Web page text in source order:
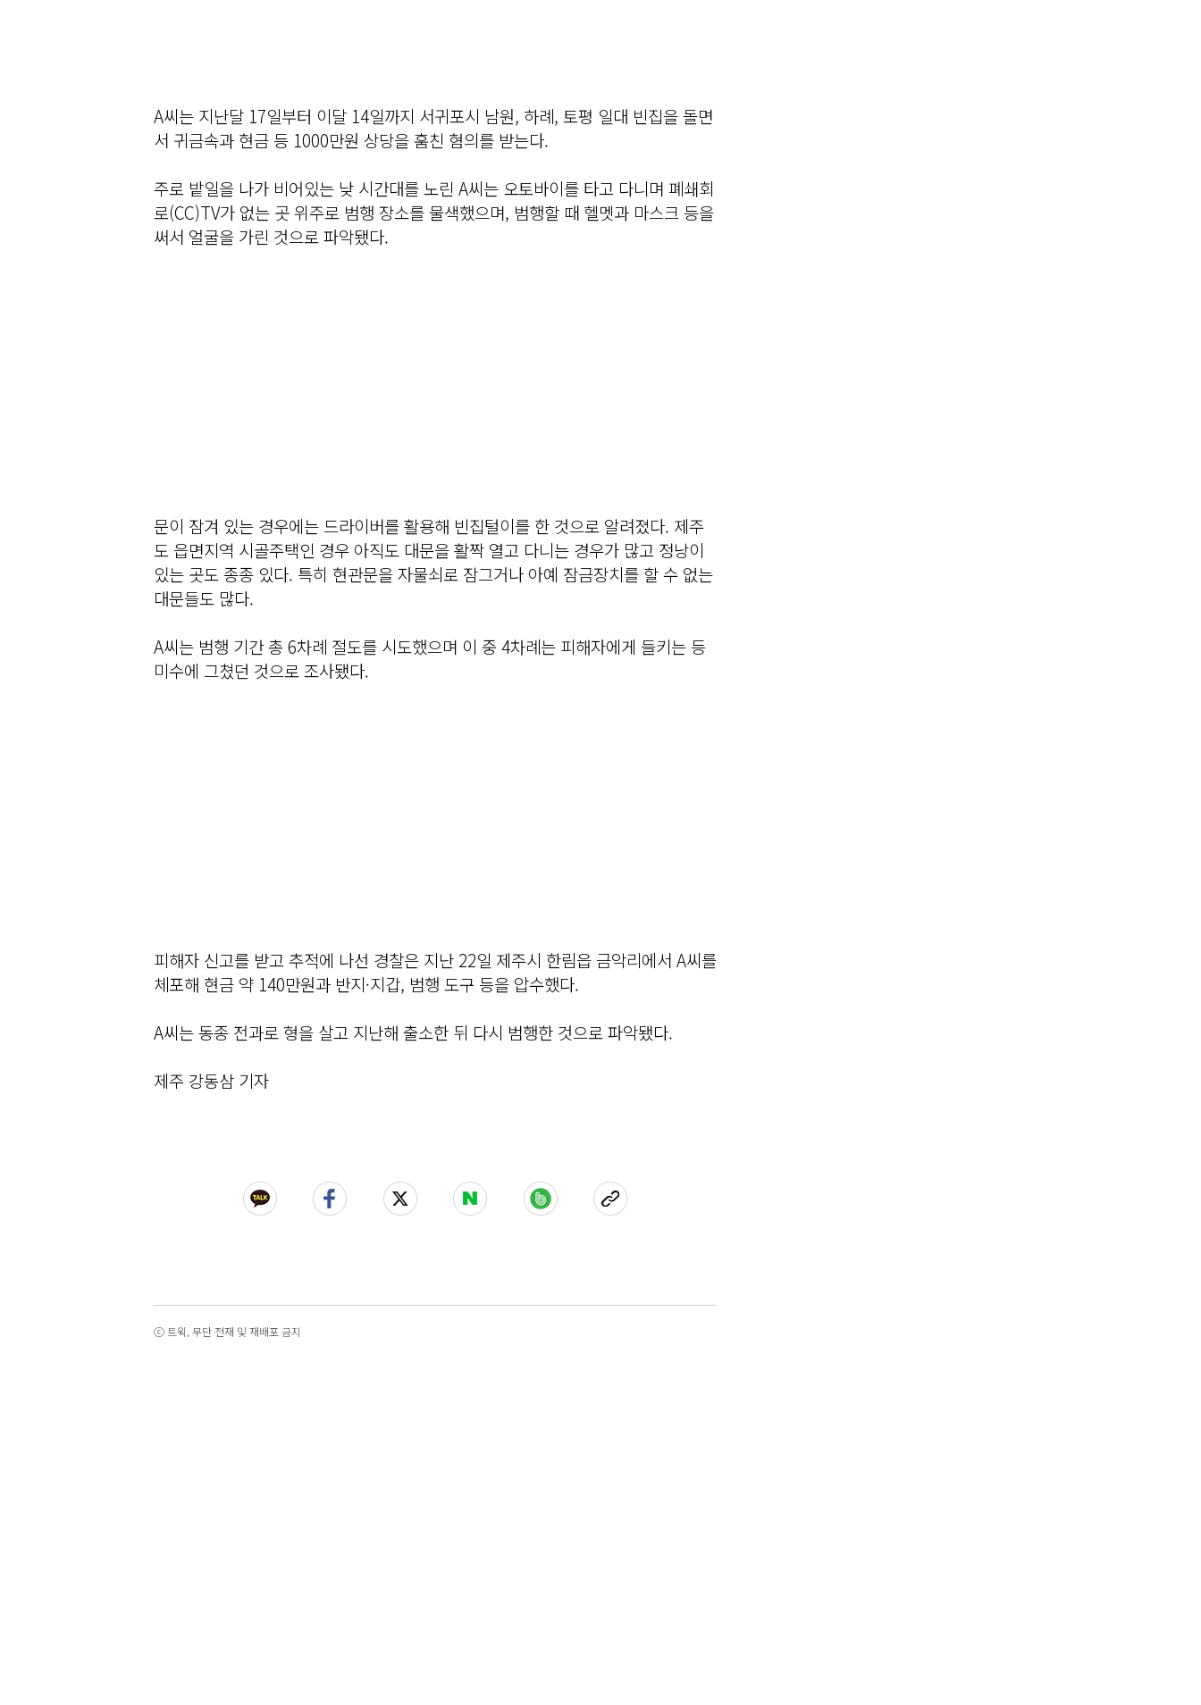
A씨는 지난달 17일부터 이달 14일까지 서귀포시 남원, 하례, 토평 일대 빈집을 돌면
서 귀금속과 현금 등 1000만원 상당을 훔친 혐의를 받는다.
주로 밭일을 나가 비어있는 낮 시간대를 노린 A씨는 오토바이를 타고 다니며 폐쇄회
로(CC)TV가 없는 곳 위주로 범행 장소를 물색했으며, 범행할 때 헬멧과 마스크 등을
써서 얼굴을 가린 것으로 파악됐다.
문이 잠겨 있는 경우에는 드라이버를 활용해 빈집털이를 한 것으로 알려졌다. 제주
도 읍면지역 시골주택인 경우 아직도 대문을 활짝 열고 다니는 경우가 많고 정낭이
있는 곳도 종종 있다. 특히 현관문을 자물쇠로 잠그거나 아예 잠금장치를 할 수 없는
대문들도 많다.
A씨는 범행 기간 총 6차례 절도를 시도했으며 이 중 4차례는 피해자에게 들키는 등
미수에 그쳤던 것으로 조사됐다.
피해자 신고를 받고 추적에 나선 경찰은 지난 22일 제주시 한림읍 금악리에서 A씨를
체포해 현금 약 140만원과 반지·지갑, 범행 도구 등을 압수했다.
A씨는 동종 전과로 형을 살고 지난해 출소한 뒤 다시 범행한 것으로 파악됐다.
제주 강동삼 기자
ⓒ 트윅, 무단 전재 및 재배포 금지